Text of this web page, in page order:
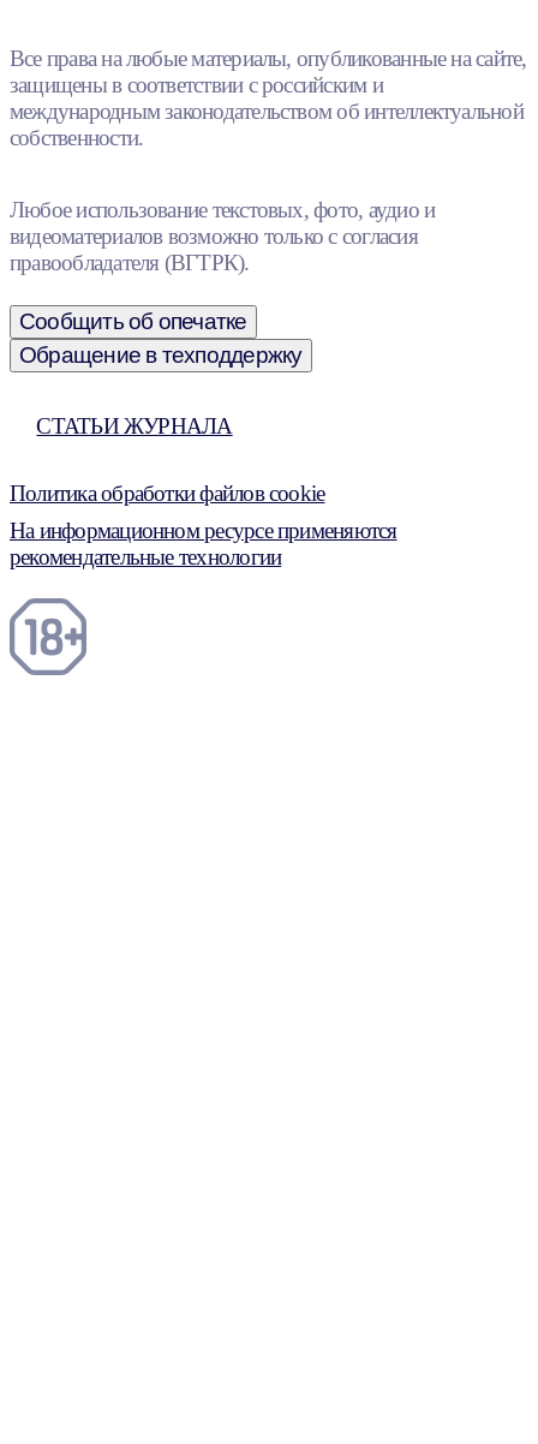
Все права на любые материалы, опубликованные на сайте,
защищены в соответствии с российским и
международным законодательством об интеллектуальной
собственности.
Любое использование текстовых, фото, аудио и
видеоматериалов возможно только с согласия
правообладателя (ВГТРК).
Сообщить об опечатке
Обращение в техподдержку
СТАТЬИ ЖУРНАЛА
Политика обработки файлов cookie
На информационном ресурсе применяются
рекомендательные технологии